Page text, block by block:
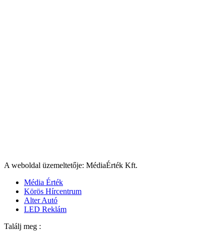
A weboldal üzemeltetője: MédiaÉrték Kft.
Média Érték
Körös Hírcentrum
Alter Autó
LED Reklám
Találj meg :